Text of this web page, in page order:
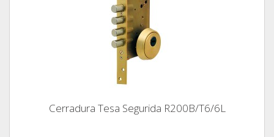
Cerradura Tesa Segurida R200B/T6/6L